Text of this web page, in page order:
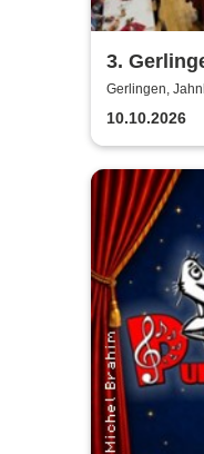
3.
in der
Gerlingen,
10.10.2026